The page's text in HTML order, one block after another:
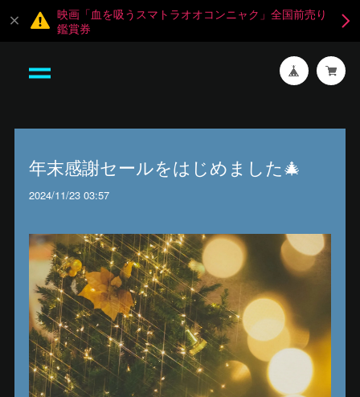
映画「血を吸うスマトラオオコンニャク」全国前売り
鑑賞券
年末感謝セールをはじめました🎄
2024/11/23 03:57